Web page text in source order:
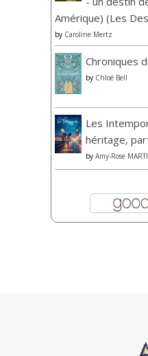
Amérique) (Les
by Caroline Mertz
Chroniques
by Chloé Bell
Les
héritage,
by Amy-Rose